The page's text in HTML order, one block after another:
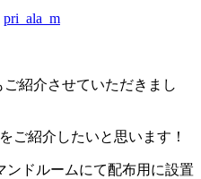
pri_ala_m
ご紹介させていただきまし
ご紹介したいと思います！
ンドルームにて配布用に設置